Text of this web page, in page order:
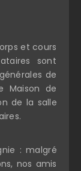
et cours
sont
de
Maison de
de la salle
: malgré
nos amis